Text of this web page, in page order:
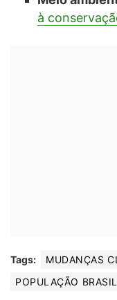
à
Tags:
MUDANÇAS
POPULAÇÃO